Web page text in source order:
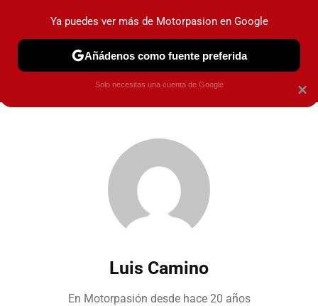
PRUEBAS COCHES ELÉCTRICOS OBSERVATORIO
Luis Camino
En Motorpasión desde hace 20 años
×
Ya puedes ver más de Motorpasion en Google
Añádenos como fuente preferida
Solo necesitas una cuenta de Google